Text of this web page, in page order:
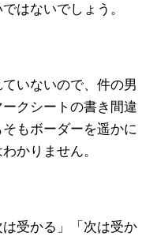
はないでしょう。
いないので、件の男
クシートの書き間違
もボーダーを遥かに
かりません。
受かる」「次は受か